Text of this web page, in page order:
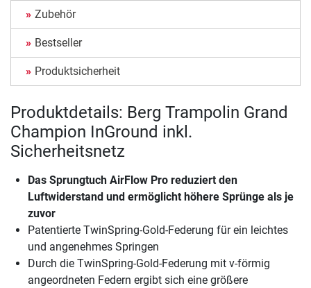
Zubehör
Bestseller
Produktsicherheit
Produktdetails: Berg Trampolin Grand
Champion InGround inkl.
Sicherheitsnetz
Das Sprungtuch AirFlow Pro reduziert den
Luftwiderstand und ermöglicht höhere Sprünge als je
zuvor
Patentierte TwinSpring-Gold-Federung für ein leichtes
und angenehmes Springen
Durch die TwinSpring-Gold-Federung mit v-förmig
angeordneten Federn ergibt sich eine größere